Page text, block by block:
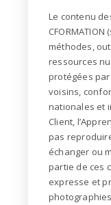
Le contenu
méthodes,
ressources
protégées
voisins,
nationales et
Client,
pas
échanger ou
partie de ces
expresse et